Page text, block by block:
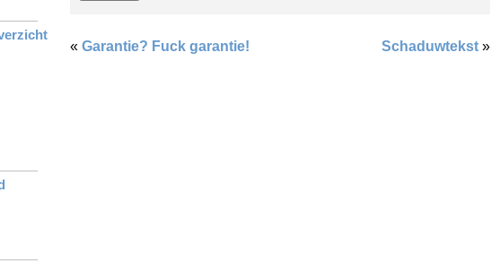
« Garantie? Fuck garantie! Schaduwtekst »